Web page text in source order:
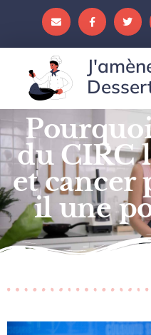
du CIRC
et cancer
il une